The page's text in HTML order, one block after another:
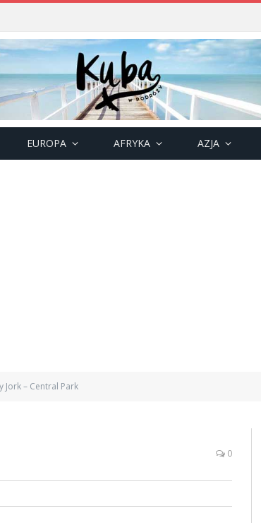
EUROPA AFRYKA AZJA
Jork – Central Park
0